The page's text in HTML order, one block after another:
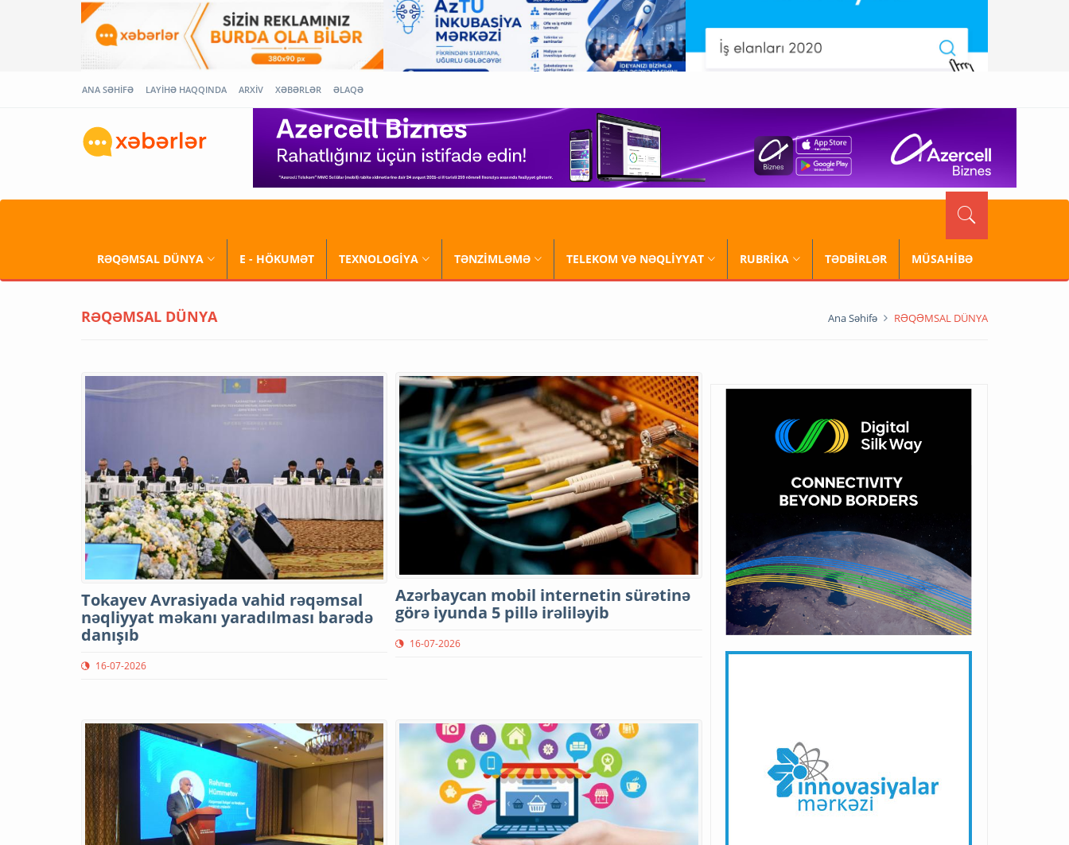
ANA SƏHİFƏ LAYİHƏ HAQQINDA ARXİV XƏBƏRLƏR ƏLAQƏ
RƏQƏMSAL DÜNYA E - HÖKUMƏT TEXNOLOGİYA TƏNZİMLƏMƏ TELEKOM VƏ NƏQLİYYAT RUBRİKA TƏDBİRLƏR MÜSAHİBƏ
RƏQƏMSAL DÜNYA Ana Səhifə RƏQƏMSAL DÜNYA
Tokayev Avrasiyada vahid rəqəmsal
nəqliyyat məkanı yaradılması barədə
danışıb
16-07-2026
Azərbaycan mobil internetin sürətinə
görə iyunda 5 pillə irəliləyib
16-07-2026